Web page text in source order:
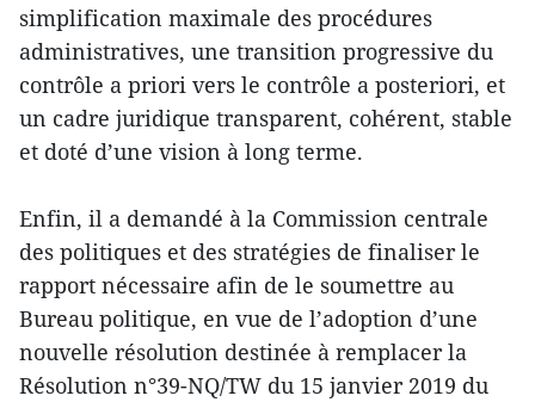
simplification maximale des procédures
administratives, une transition progressive du
contrôle a priori vers le contrôle a posteriori, et
un cadre juridique transparent, cohérent, stable
et doté d’une vision à long terme.
Enfin, il a demandé à la Commission centrale
des politiques et des stratégies de finaliser le
rapport nécessaire afin de le soumettre au
Bureau politique, en vue de l’adoption d’une
nouvelle résolution destinée à remplacer la
Résolution n°39-NQ/TW du 15 janvier 2019 du